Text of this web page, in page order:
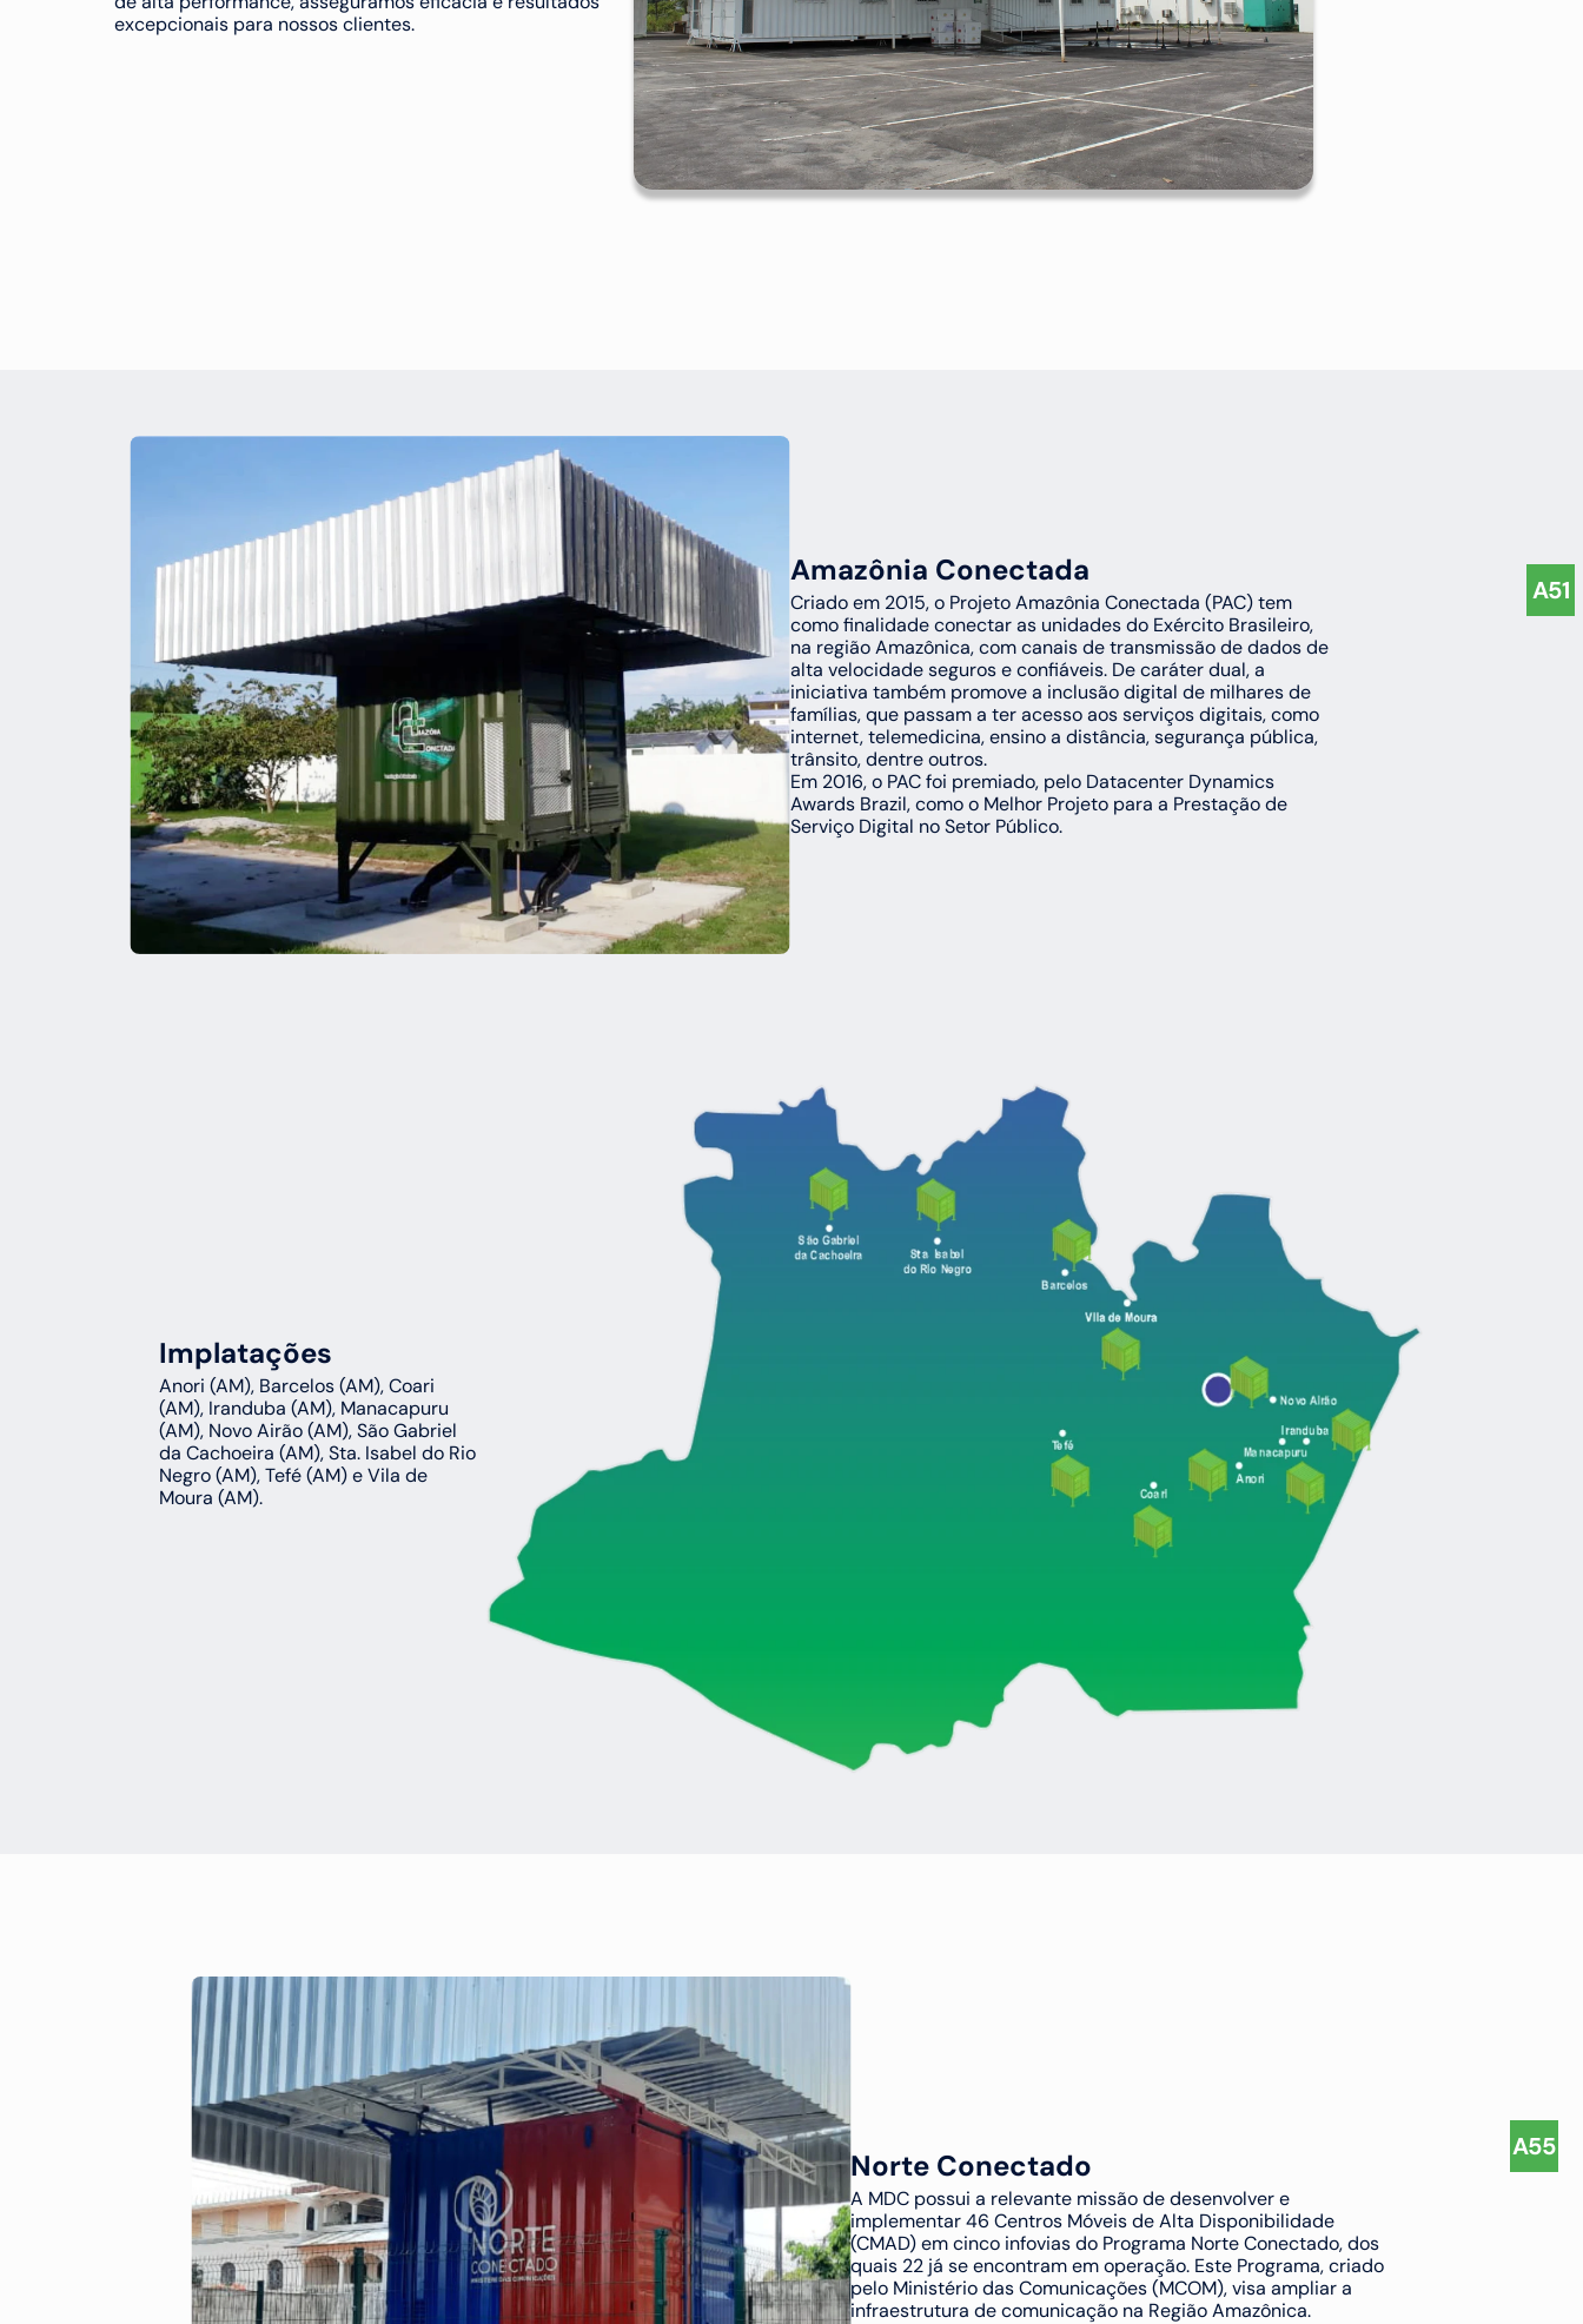
excepcionais para nossos clientes.
Amazônia Conectada
Criado em 2015, o Projeto Amazônia Conectada (PAC) tem
como finalidade conectar as unidades do Exército Brasileiro,
na região Amazônica, com canais de transmissão de dados de
alta velocidade seguros e confiáveis. De caráter dual, a
iniciativa também promove a inclusão digital de milhares de
famílias, que passam a ter acesso aos serviços digitais, como
internet, telemedicina, ensino a distância, segurança pública,
trânsito, dentre outros.
Em 2016, o PAC foi premiado, pelo Datacenter Dynamics
Awards Brazil, como o Melhor Projeto para a Prestação de
Serviço Digital no Setor Público.
Implatações
Anori (AM), Barcelos (AM), Coari
(AM), Iranduba (AM), Manacapuru
(AM), Novo Airão (AM), São Gabriel
da Cachoeira (AM), Sta. Isabel do Rio
Negro (AM), Tefé (AM) e Vila de
Moura (AM).
Norte Conectado
A MDC possui a relevante missão de desenvolver e
implementar 46 Centros Móveis de Alta Disponibilidade
(CMAD) em cinco infovias do Programa Norte Conectado, dos
quais 22 já se encontram em operação. Este Programa, criado
pelo Ministério das Comunicações (MCOM), visa ampliar a
infraestrutura de comunicação na Região Amazônica.
A51
A55